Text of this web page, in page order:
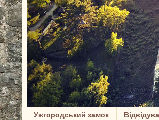
Ужгородський замок